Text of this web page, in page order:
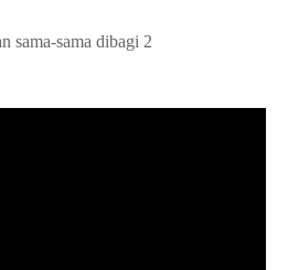
sama-sama dibagi 2